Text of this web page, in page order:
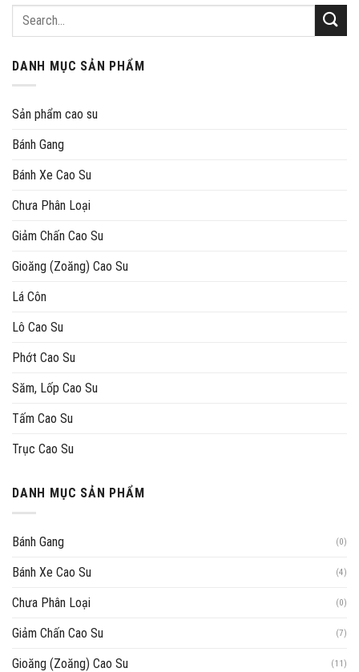
Search
DANH MỤC SẢN PHẨM
Sản phẩm cao su
Bánh Gang
Bánh Xe Cao Su
Chưa Phân Loại
Giảm Chấn Cao Su
Gioăng (Zoăng) Cao Su
Lá Côn
Lô Cao Su
Phớt Cao Su
Săm, Lốp Cao Su
Tấm Cao Su
Trục Cao Su
DANH MỤC SẢN PHẨM
Bánh Gang (0)
Bánh Xe Cao Su (4)
Chưa Phân Loại (0)
Giảm Chấn Cao Su (7)
Gioăng (Zoăng) Cao Su (11)